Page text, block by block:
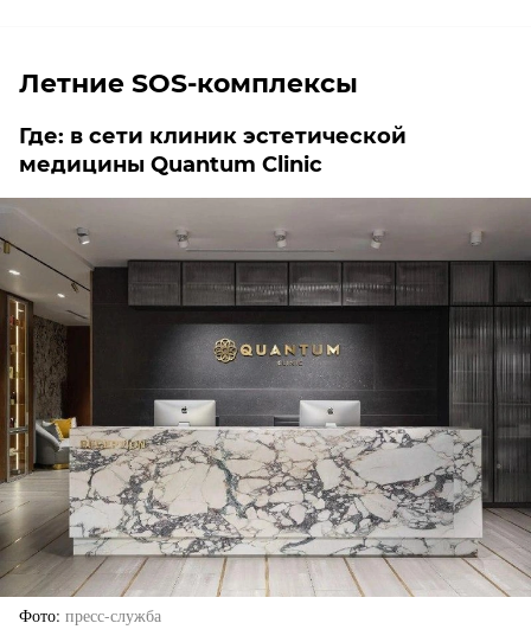
Летние SOS-комплексы
Где: в сети клиник эстетической
медицины Quantum Clinic
Фото пресс-служба